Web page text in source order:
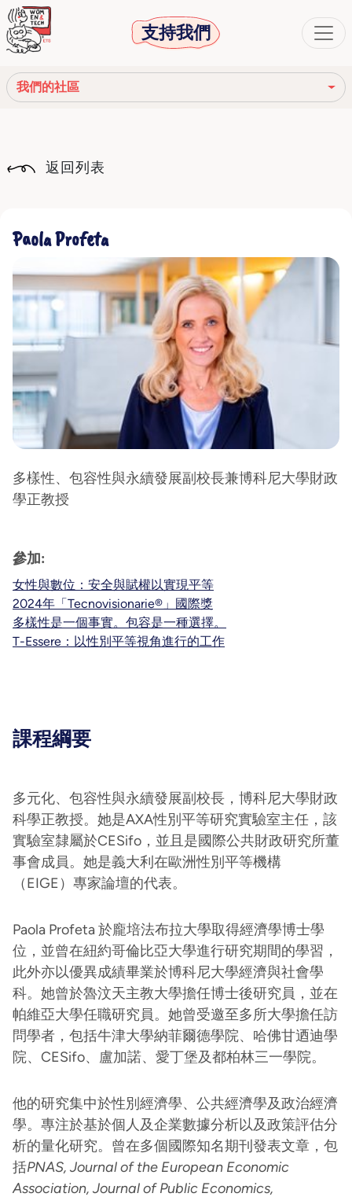
支持我們
我們的社區
我們的網絡
我們的社區
返回列表
Paola Profeta
多樣性、包容性與永續發展副校長兼博科尼大學財政
學正教授
參加:
女性與數位：安全與賦權以實現平等
2024年「Tecnovisionarie®」國際獎
多樣性是一個事實。包容是一種選擇。
T-Essere：以性別平等視角進行的工作
課程綱要
多元化、包容性與永續發展副校長，博科尼大學財政
科學正教授。她是AXA性別平等研究實驗室主任，該
實驗室隸屬於CESifo，並且是國際公共財政研究所董
事會成員。她是義大利在歐洲性別平等機構
（EIGE）專家論壇的代表。
Paola Profeta 於龐培法布拉大學取得經濟學博士學
位，並曾在紐約哥倫比亞大學進行研究期間的學習，
此外亦以優異成績畢業於博科尼大學經濟與社會學
科。她曾於魯汶天主教大學擔任博士後研究員，並在
帕維亞大學任職研究員。她曾受邀至多所大學擔任訪
問學者，包括牛津大學納菲爾德學院、哈佛甘迺迪學
院、CESifo、盧加諾、愛丁堡及都柏林三一學院。
他的研究集中於性別經濟學、公共經濟學及政治經濟
學。專注於基於個人及企業數據分析以及政策評估分
析的量化研究。曾在多個國際知名期刊發表文章，包
括PNAS, Journal of the European Economic
Association, Journal of Public Economics,